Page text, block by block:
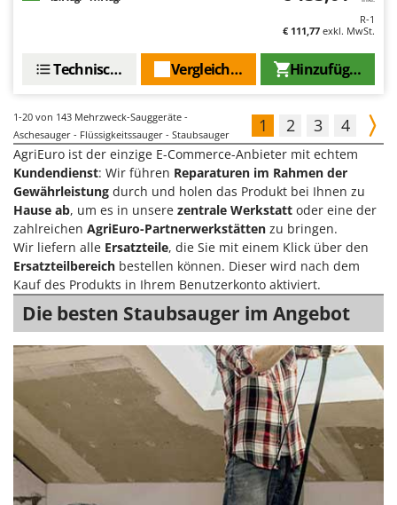
R-1
€ 111,77 exkl. MwSt.
Hinzufügen
Vergleichen Sie
Technische Daten
1-20 von 143 Mehrzweck-Sauggeräte -
Aschesauger - Flüssigkeitssauger - Staubsauger
1 2 3 4
AgriEuro ist der einzige E-Commerce-Anbieter mit echtem
Kundendienst: Wir führen Reparaturen im Rahmen der
Gewährleistung durch und holen das Produkt bei Ihnen zu
Hause ab, um es in unsere zentrale Werkstatt oder eine der
zahlreichen AgriEuro-Partnerwerkstätten zu bringen.
Wir liefern alle Ersatzteile, die Sie mit einem Klick über den
Ersatzteilbereich bestellen können. Dieser wird nach dem
Kauf des Produkts in Ihrem Benutzerkonto aktiviert.
Die besten Staubsauger im Angebot